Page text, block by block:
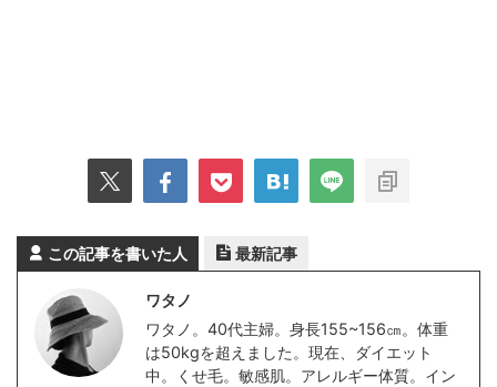
この記事を書いた人 最新記事
ワタノ
ワタノ。40代主婦。身長155~156㎝。体重
は50kgを超えました。現在、ダイエット
中。くせ毛。敏感肌。アレルギー体質。イン